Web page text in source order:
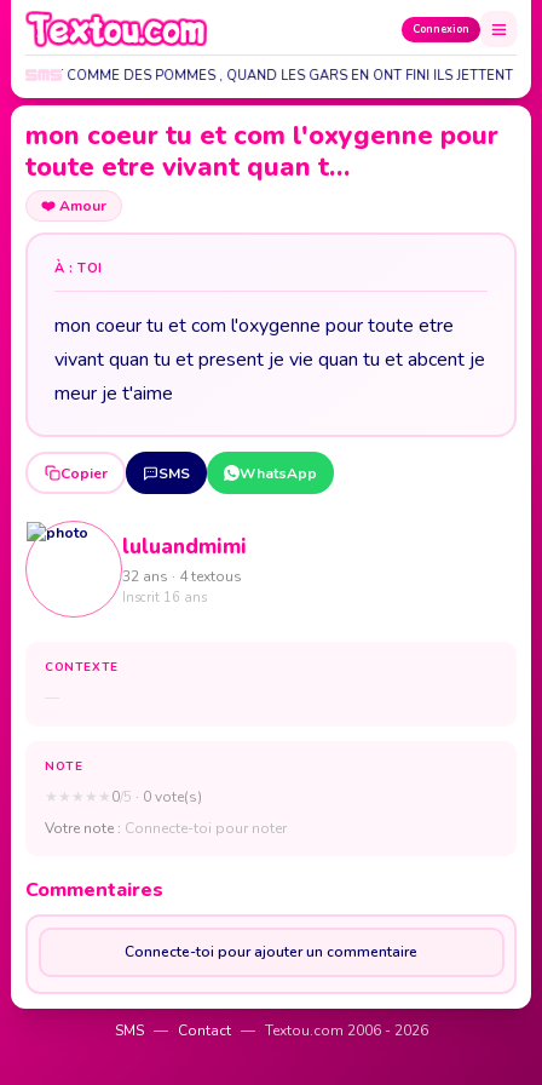
Connexion
C'EST COMME DES POMMES , QUAND LES GARS EN ONT FINI ILS JETTENT LE…
mon coeur tu et com l'oxygenne pour
toute etre vivant quan t…
❤️Amour
À : TOI
mon coeur tu et com l'oxygenne pour toute etre
vivant quan tu et present je vie quan tu et abcent je
meur je t'aime
Copier SMS WhatsApp
luluandmimi
32 ans · 4 textous
Inscrit 16 ans
CONTEXTE
—
NOTE
★ ★ ★ ★ ★0/5 · 0 vote(s)
Votre note : Connecte-toi pour noter
Commentaires
Connecte-toi pour ajouter un commentaire
SMS — Contact — Textou.com 2006 - 2026